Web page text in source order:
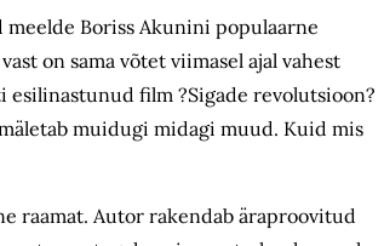
meelde Boriss Akunini populaarne
on sama võtet viimasel ajal vahest
film ?Sigade revolutsioon?
muidugi midagi muud. Kuid mis
raamat. Autor rakendab äraproovitud